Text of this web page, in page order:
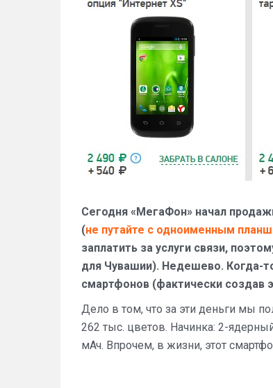
Сегодня «МегаФон» начал
(не путайте с одноименным
заплатить за услуги связи,
для Чувашии). Недешево. Когда-
смартфонов (фактически создав
Дело в том, что за эти деньги мы
262 тыс. цветов. Начинка: 2-
мАч. Впрочем, в жизни, этот